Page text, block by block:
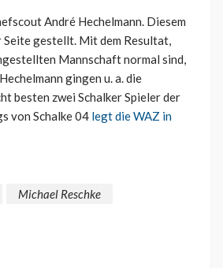
André Hechelmann. Diesem
gestellt. Mit dem Resultat,
Mannschaft normal sind,
gingen u. a. die
besten zwei Schalker Spieler der
von Schalke 04 legt die WAZ in
Michael Reschke